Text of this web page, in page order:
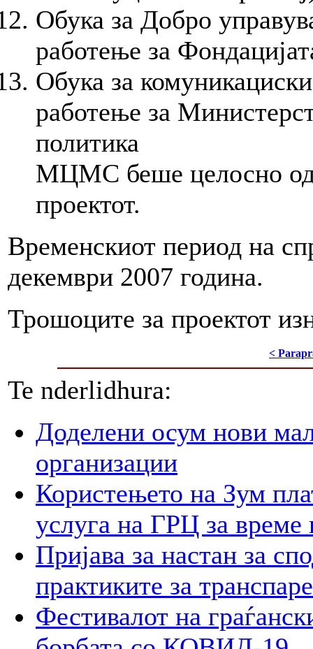
Обука за Добро
работење за
Обука за
работење за
политика
МЦМС беше целосно
проектот.
Временскиот период на
декември 2007 година.
Трошоците за проектот
<
Te nderlidhura:
Доделени осум нови
организации
Користењето на Зум
услуга на ГРЦ за време
Пријава за настан за
практиките за
Фестивалот на